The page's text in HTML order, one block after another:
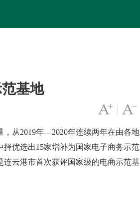
基地
字号变小
，从2019年—2020年连续两年在由各地
优选出15家增补为国家电子商务示范
连云港市首次获评国家级的电商示范基